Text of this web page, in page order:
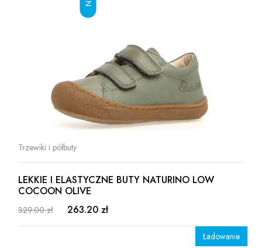
Trzewiki i półbuty
LEKKIE I ELASTYCZNE BUTY NATURINO LOW
COCOON OLIVE
329.00 zł 263.20 zł
Ładowanie